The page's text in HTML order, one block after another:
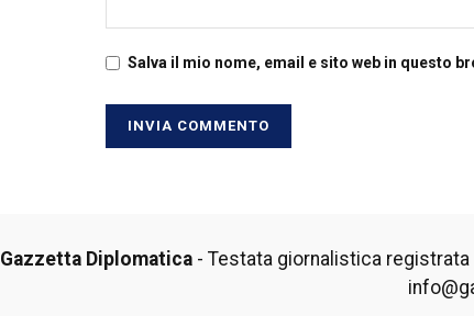
Salva il mio nome, email e sito web in questo
Gazzetta Diplomatica- Testata giornalistica registrata